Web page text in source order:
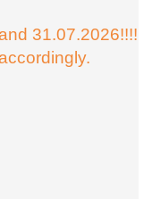
31.07.2026!!!!